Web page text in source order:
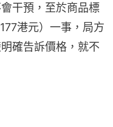
干預，至於商品標
港元）一事，局方
確告訴價格，就不